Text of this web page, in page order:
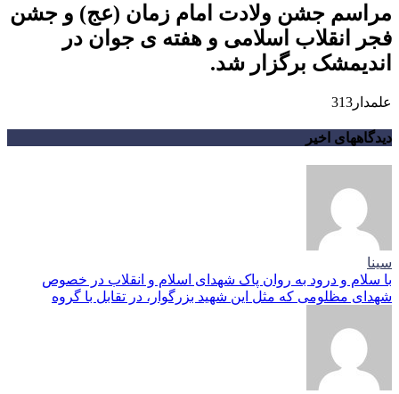
مراسم جشن ولادت امام زمان (عج) و جشن
فجر انقلاب اسلامی و هفته ی جوان در
اندیمشک برگزار شد.
علمدار313
دیدگاههای اخیر
سینا
با سلام و درود به روان پاک شهدای اسلام و انقلاب در خصوص
شهدای مظلومی که مثل این شهید بزرگوار، در تقابل با گروه